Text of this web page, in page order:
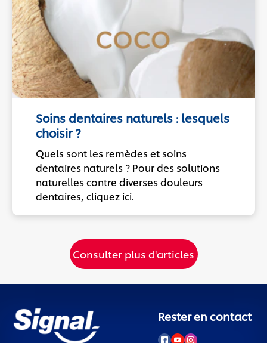
Soins dentaires naturels : lesquels
choisir ?
Quels sont les remèdes et soins
dentaires naturels ? Pour des solutions
naturelles contre diverses douleurs
dentaires, cliquez ici.
Consulter plus d'articles
Rester en contact